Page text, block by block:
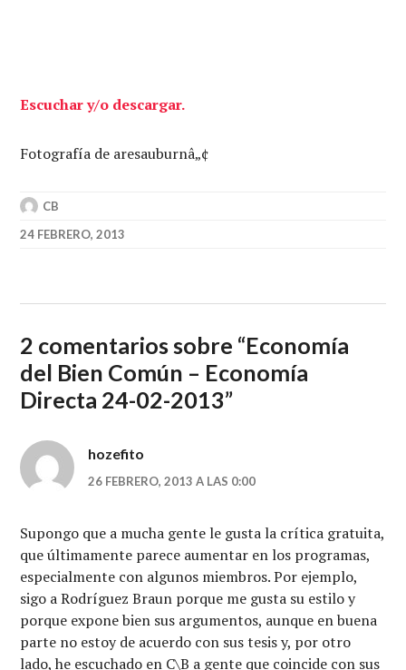
Escuchar y/o descargar.
Fotografía de aresauburnâ„¢
CB
24 FEBRERO, 2013
2 comentarios sobre “Economía
del Bien Común – Economía
Directa 24-02-2013”
hozefito
26 FEBRERO, 2013 A LAS 0:00
Supongo que a mucha gente le gusta la crítica gratuita,
que últimamente parece aumentar en los programas,
especialmente con algunos miembros. Por ejemplo,
sigo a Rodríguez Braun porque me gusta su estilo y
porque expone bien sus argumentos, aunque en buena
parte no estoy de acuerdo con sus tesis y, por otro
lado, he escuchado en C\B a gente que coincide con sus